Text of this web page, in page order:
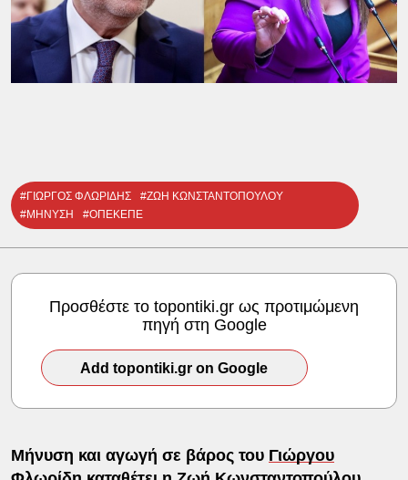
#ΓΙΩΡΓΟΣ ΦΛΩΡΙΔΗΣ
#ΖΩΗ ΚΩΝΣΤΑΝΤΟΠΟΥΛΟΥ
#ΜΗΝΥΣΗ
#ΟΠΕΚΕΠΕ
Προσθέστε το topontiki.gr ως προτιμώμενη
πηγή στη Google
Add topontiki.gr on Google
Μήνυση και αγωγή σε βάρος του Γιώργου